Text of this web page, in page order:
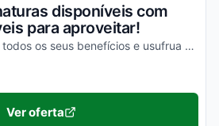
disponíveis com
para aproveitar!
Garanta agora mesmo todos os seus benefícios e usufrua das melhores vantagens!
Ver oferta